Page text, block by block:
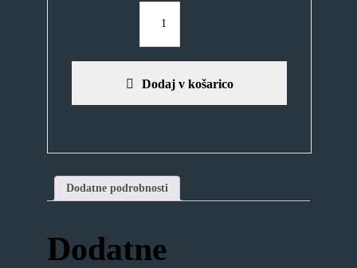
ŠTAMPILJKA
količina
Dodaj v košarico
Dodatne podrobnosti
Dodatne